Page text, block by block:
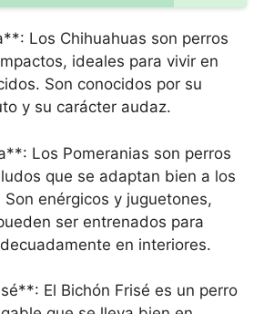
Los Chihuahuas son perros
ideales para vivir en
Son conocidos por su
y su carácter audaz.
Los Pomeranias son perros
que se adaptan bien a los
enérgicos y juguetones,
ser entrenados para
en interiores.
El Bichón Frisé es un perro